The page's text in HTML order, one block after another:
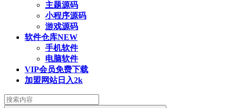
主题源码
小程序源码
游戏源码
软件仓库NEW
手机软件
电脑软件
VIP会员免费下载
加盟网站日入2k